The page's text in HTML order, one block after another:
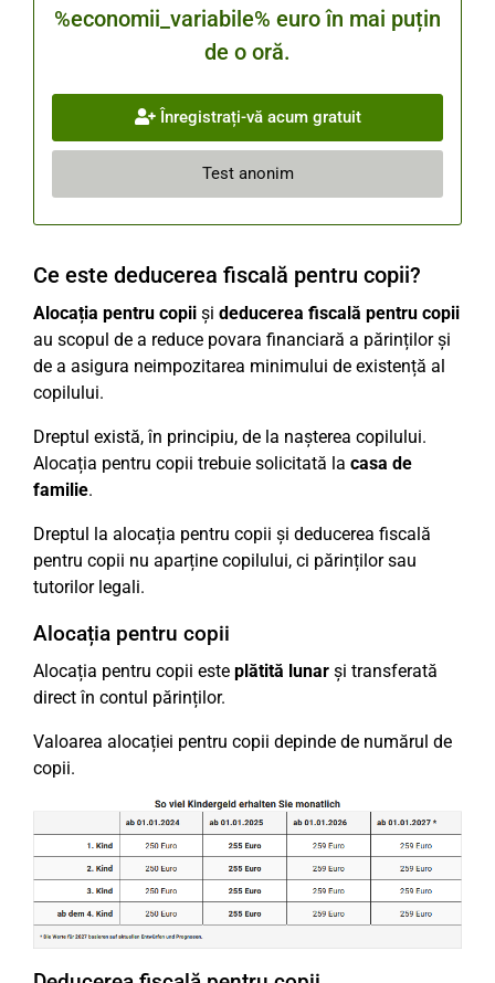
%economii_variabile% euro în mai puțin
de o oră.
Înregistrați-vă acum gratuit
Test anonim
Ce este deducerea fiscală pentru copii?
Alocația pentru copii și deducerea fiscală pentru copii
au scopul de a reduce povara financiară a părinților și
de a asigura neimpozitarea minimului de existență al
copilului.
Dreptul există, în principiu, de la nașterea copilului.
Alocația pentru copii trebuie solicitată la casa de
familie.
Dreptul la alocația pentru copii și deducerea fiscală
pentru copii nu aparține copilului, ci părinților sau
tutorilor legali.
Alocația pentru copii
Alocația pentru copii este plătită lunar și transferată
direct în contul părinților.
Valoarea alocației pentru copii depinde de numărul de
copii.